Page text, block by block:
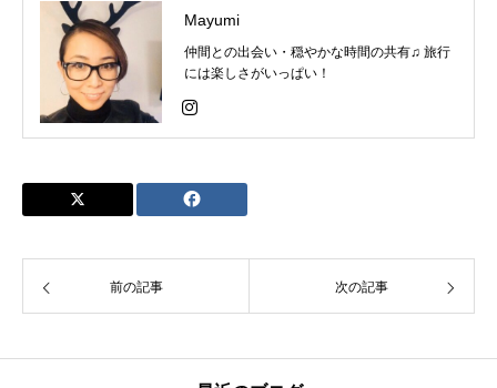
Mayumi
仲間との出会い・穏やかな時間の共有♫ 旅行
には楽しさがいっぱい！
前の記事 次の記事